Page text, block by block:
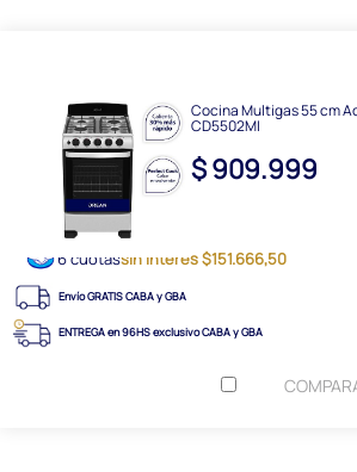
Cocina Multigas 55 cm
CD5502MI
$ 909.999
6 cuotassin interés $151.666,50
Envío GRATIS CABA y GBA
ENTREGA en 96HS exclusivo CABA y GBA